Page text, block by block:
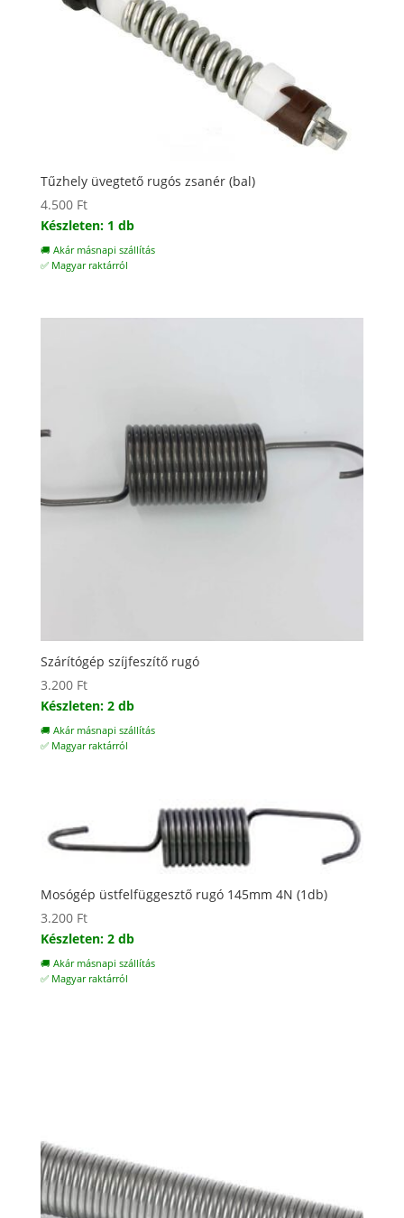
Tűzhely üvegtető rugós zsanér (bal)
4.500 Ft
Készleten: 1 db
🚚 Akár másnapi szállítás
✅ Magyar raktárról
Szárítógép szíjfeszítő rugó
3.200 Ft
Készleten: 2 db
🚚 Akár másnapi szállítás
✅ Magyar raktárról
Mosógép üstfelfüggesztő rugó 145mm 4N (1db)
3.200 Ft
Készleten: 2 db
🚚 Akár másnapi szállítás
✅ Magyar raktárról